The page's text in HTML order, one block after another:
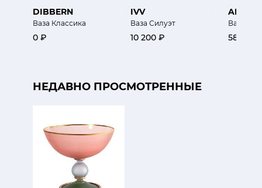
DIBBERN
Ваза Классика
0 ₽
IVV
Ваза Силуэт
10 200 ₽
Ваза
58 500
НЕДАВНО ПРОСМОТРЕННЫЕ